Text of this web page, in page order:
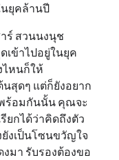
ยุคล้านปี
ร์ สวนนงนุช
ข้าไปอยู่ในยุค
ไหนก็ให้
สุดๆ แต่ก็ยังอยาก
ร้อมกันนั้น คุณจะ
ยกได้ว่าคิดถึงตัว
งเป็นโซนขวัญใจ
มา รับรองต้องขอ